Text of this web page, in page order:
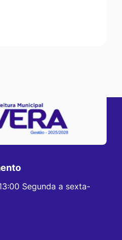
Segunda a sexta-